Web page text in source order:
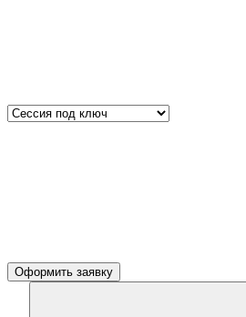
Оформить заявку